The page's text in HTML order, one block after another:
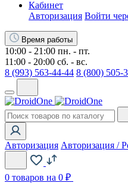
Кабинет
Авторизация Войти
Время работы
10:00 - 21:00 пн. - пт.
11:00 - 20:00 сб. - вс.
8 (993) 563-44-44 8 (800) 505-
Авторизация Авторизация /
0 товаров на 0 ₽